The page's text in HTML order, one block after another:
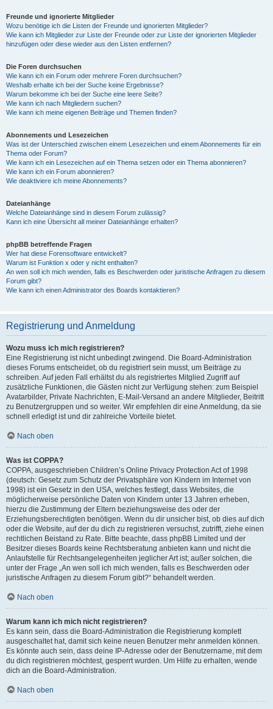
Freunde und ignorierte Mitglieder
Wozu benötige ich die Listen der Freunde und ignorierten Mitglieder?
Wie kann ich Mitglieder zur Liste der Freunde oder zur Liste der ignorierten Mitglieder
hinzufügen oder diese wieder aus den Listen entfernen?
Die Foren durchsuchen
Wie kann ich ein Forum oder mehrere Foren durchsuchen?
Weshalb erhalte ich bei der Suche keine Ergebnisse?
Warum bekomme ich bei der Suche eine leere Seite?
Wie kann ich nach Mitgliedern suchen?
Wie kann ich meine eigenen Beiträge und Themen finden?
Abonnements und Lesezeichen
Was ist der Unterschied zwischen einem Lesezeichen und einem Abonnements für ein
Thema oder Forum?
Wie kann ich ein Lesezeichen auf ein Thema setzen oder ein Thema abonnieren?
Wie kann ich ein Forum abonnieren?
Wie deaktiviere ich meine Abonnements?
Dateianhänge
Welche Dateianhänge sind in diesem Forum zulässig?
Kann ich eine Übersicht all meiner Dateianhänge erhalten?
phpBB betreffende Fragen
Wer hat diese Forensoftware entwickelt?
Warum ist Funktion x oder y nicht enthalten?
An wen soll ich mich wenden, falls es Beschwerden oder juristische Anfragen zu diesem
Forum gibt?
Wie kann ich einen Administrator des Boards kontaktieren?
Registrierung und Anmeldung
Wozu muss ich mich registrieren?
Eine Registrierung ist nicht unbedingt zwingend. Die Board-Administration
dieses Forums entscheidet, ob du registriert sein musst, um Beiträge zu
schreiben. Auf jeden Fall erhältst du als registriertes Mitglied Zugriff auf
zusätzliche Funktionen, die Gästen nicht zur Verfügung stehen: zum Beispiel
Avatarbilder, Private Nachrichten, E-Mail-Versand an andere Mitglieder, Beitritt
zu Benutzergruppen und so weiter. Wir empfehlen dir eine Anmeldung, da sie
schnell erledigt ist und dir zahlreiche Vorteile bietet.
Nach oben
Was ist COPPA?
COPPA, ausgeschrieben Children’s Online Privacy Protection Act of 1998
(deutsch: Gesetz zum Schutz der Privatsphäre von Kindern im Internet von
1998) ist ein Gesetz in den USA, welches festlegt, dass Websites, die
möglicherweise persönliche Daten von Kindern unter 13 Jahren erheben,
hierzu die Zustimmung der Eltern beziehungsweise des oder der
Erziehungsberechtigten benötigen. Wenn du dir unsicher bist, ob dies auf dich
oder die Website, auf der du dich zu registrieren versuchst, zutrifft, ziehe einen
rechtlichen Beistand zu Rate. Bitte beachte, dass phpBB Limited und der
Besitzer dieses Boards keine Rechtsberatung anbieten kann und nicht die
Anlaufstelle für Rechtsangelegenheiten jeglicher Art ist; außer solchen, die
unter der Frage „An wen soll ich mich wenden, falls es Beschwerden oder
juristische Anfragen zu diesem Forum gibt?“ behandelt werden.
Nach oben
Warum kann ich mich nicht registrieren?
Es kann sein, dass die Board-Administration die Registrierung komplett
ausgeschaltet hat, damit sich keine neuen Benutzer mehr anmelden können.
Es könnte auch sein, dass deine IP-Adresse oder der Benutzername, mit dem
du dich registrieren möchtest, gesperrt wurden. Um Hilfe zu erhalten, wende
dich an die Board-Administration.
Nach oben